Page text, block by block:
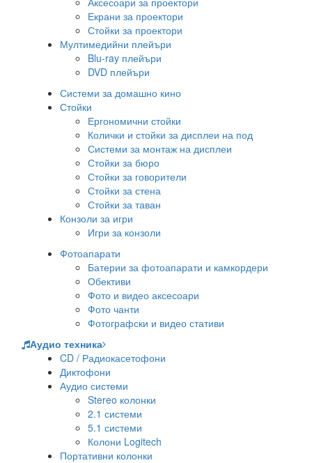
Екрани за проектори
Стойки за проектори
Мултимедийни плейъри
Blu-ray плейъри
DVD плейъри
Системи за домашно кино
Стойки
Ергономични стойки
Колички и стойки за дисплеи на под
Системи за монтаж на дисплеи
Стойки за бюро
Стойки за говорители
Стойки за стена
Стойки за таван
Конзоли за игри
Игри за конзоли
Фотоапарати
Батерии за фотоапарати и камкордери
Обективи
Фото и видео аксесоари
Фото чанти
Фотографски и видео стативи
Аудио техника
CD / Радиокасетофони
Диктофони
Аудио системи
Stereo колонки
2.1 системи
5.1 системи
Колони Logitech
Портативни колонки